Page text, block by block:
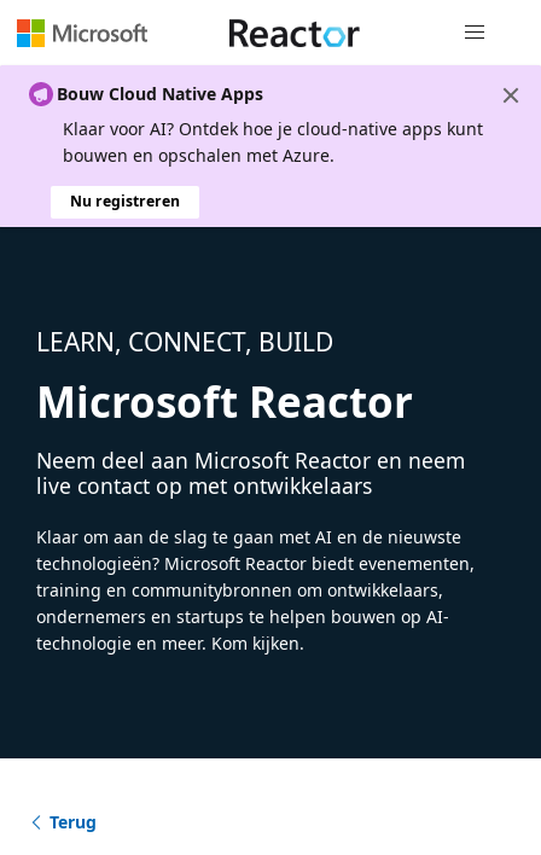
Bouw Cloud Native Apps
Klaar voor AI? Ontdek hoe je cloud-native apps kunt
bouwen en opschalen met Azure.
Nu registreren
LEARN, CONNECT, BUILD
Microsoft Reactor
Neem deel aan Microsoft Reactor en neem
live contact op met ontwikkelaars
Klaar om aan de slag te gaan met AI en de nieuwste
technologieën? Microsoft Reactor biedt evenementen,
training en communitybronnen om ontwikkelaars,
ondernemers en startups te helpen bouwen op AI-
technologie en meer. Kom kijken.
Terug